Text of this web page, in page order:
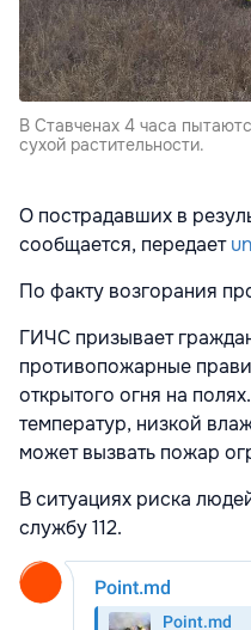
В Ставченах 4 часа
сухой растительности.
О пострадавших в
сообщается, передает
По факту возгорания
ГИЧС призывает
противопожарные
открытого огня на
температур, низкой
может вызвать пожар
В ситуациях риска
службу 112.